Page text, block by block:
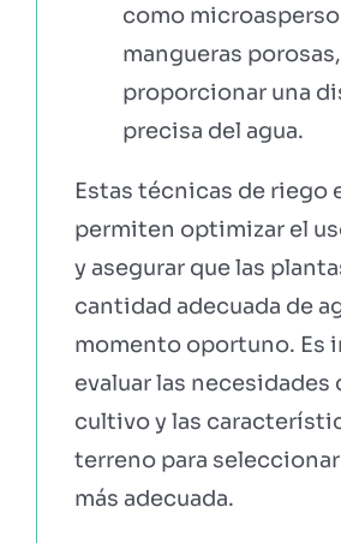
como
mangueras
proporcionar una
precisa del agua.
Estas técnicas de riego
permiten optimizar el
y asegurar que las
cantidad adecuada de
momento oportuno. Es
evaluar las necesidades
cultivo y las
terreno para
más adecuada.